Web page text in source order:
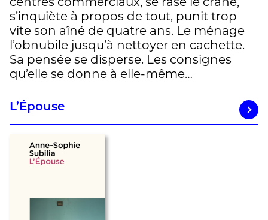
s’inquiète à propos de tout, punit trop
vite son aîné de quatre ans. Le ménage
l’obnubile jusqu’à nettoyer en cachette.
Sa pensée se disperse. Les consignes
qu’elle se donne à elle-même…
L’Épouse